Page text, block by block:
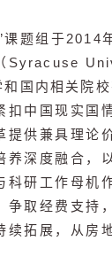
课题组于2014
Syracuse
国内相关院
扣中国现实国
供兼具理论
养深度融合，
研工作母机
取经费支持
拓展，从房